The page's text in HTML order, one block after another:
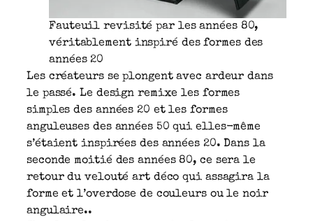
Fauteuil revisité par les années 80,
véritablement inspiré des formes des
années 20
Les créateurs se plongent avec ardeur dans
le passé. Le design remixe les formes
simples des années 20 et les formes
anguleuses des années 50 qui elles-même
s’étaient inspirées des années 20. Dans la
seconde moitié des années 80, ce sera le
retour du velouté art déco qui assagira la
forme et l’overdose de couleurs ou le noir
angulaire..